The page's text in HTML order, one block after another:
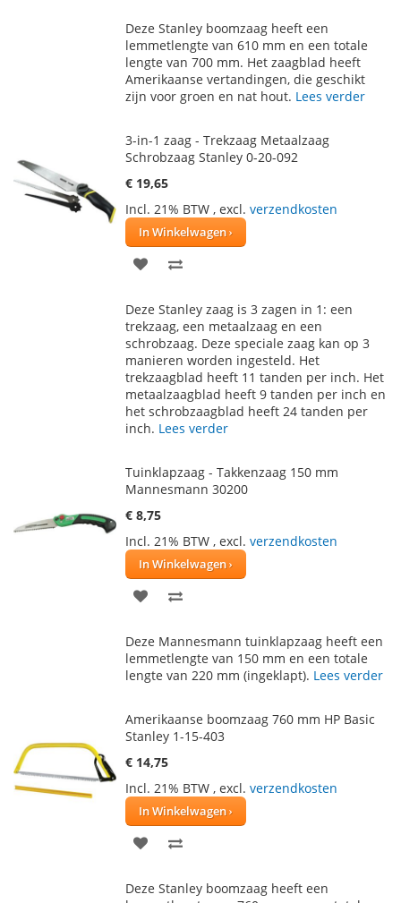
AAN
VERLANGLIJST
TE
VERGELIJKEN
Deze Stanley boomzaag heeft een
lemmetlengte van 610 mm en een totale
lengte van 700 mm. Het zaagblad heeft
Amerikaanse vertandingen, die geschikt
zijn voor groen en nat hout. Lees verder
3-in-1 zaag - Trekzaag Metaalzaag
Schrobzaag Stanley 0-20-092
€ 19,65
Incl. 21% BTW , excl. verzendkosten
In Winkelwagen
VOEG
AAN
VERLANGLIJST
TE
VERGELIJKEN
Deze Stanley zaag is 3 zagen in 1: een
trekzaag, een metaalzaag en een
schrobzaag. Deze speciale zaag kan op 3
manieren worden ingesteld. Het
trekzaagblad heeft 11 tanden per inch. Het
metaalzaagblad heeft 9 tanden per inch en
het schrobzaagblad heeft 24 tanden per
inch. Lees verder
Tuinklapzaag - Takkenzaag 150 mm
Mannesmann 30200
€ 8,75
Incl. 21% BTW , excl. verzendkosten
In Winkelwagen
VOEG
AAN
VERLANGLIJST
TE
VERGELIJKEN
Deze Mannesmann tuinklapzaag heeft een
lemmetlengte van 150 mm en een totale
lengte van 220 mm (ingeklapt). Lees verder
Amerikaanse boomzaag 760 mm HP Basic
Stanley 1-15-403
€ 14,75
Incl. 21% BTW , excl. verzendkosten
In Winkelwagen
VOEG
Deze Stanley boomzaag heeft een